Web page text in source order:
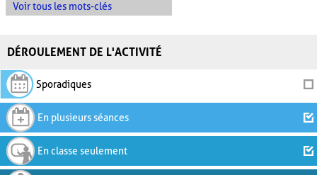
Voir tous les mots-clés
DÉROULEMENT DE L'ACTIVITÉ
Sporadiques
En plusieurs séances
En classe seulement